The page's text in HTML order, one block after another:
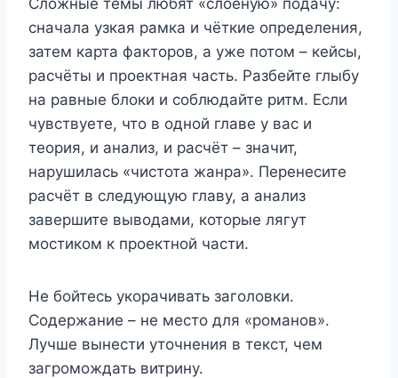
сначала узкая рамка и чёткие определения,
затем карта факторов, а уже потом – кейсы,
расчёты и проектная часть. Разбейте глыбу
на равные блоки и соблюдайте ритм. Если
чувствуете, что в одной главе у вас и
теория, и анализ, и расчёт – значит,
нарушилась «чистота жанра». Перенесите
расчёт в следующую главу, а анализ
завершите выводами, которые лягут
мостиком к проектной части.
Не бойтесь укорачивать заголовки.
Содержание – не место для «романов».
Лучше вынести уточнения в текст, чем
загромождать витрину.